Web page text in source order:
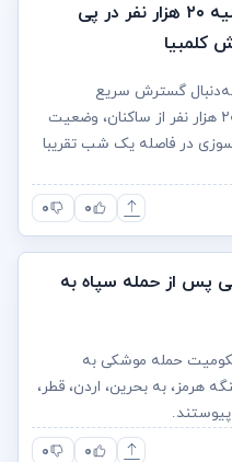
اعلام وضعیت اضطراری و تخلیه ۲۰ هزار نفر در پی
کلمبیا
به‌دنبال گسترش سریع
آتش‌سوزی جنگلی و تخلیه بیش از ۲۰ هزار نفر از ساکنان، وضعیت
در فاصله یک شب تقریبا
۰ ۰
پس از حمله سپاه به
حمله موشکی به
هرمز، به بحرین، اردن، قطر،
۰ ۰